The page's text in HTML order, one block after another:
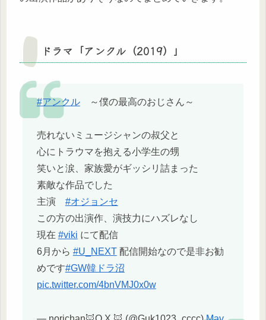
ドラマ「アンクル（2019）」
#アンクル～僕の最高のおじさん～
売れないミュージシャンの叔父と
心にトラウマを抱える小学生の甥
笑いと涙、家族愛がギッシリ詰まった
素敵な作品でした
主演 #オジョンセ
この方の出演作、演技力にハズレなし
現在 #viki にて配信
6月から #U_NEXT配信開始なので是非お勧
めです#GW韓ドラ沼
pic.twitter.com/4bnVMJ0x0w